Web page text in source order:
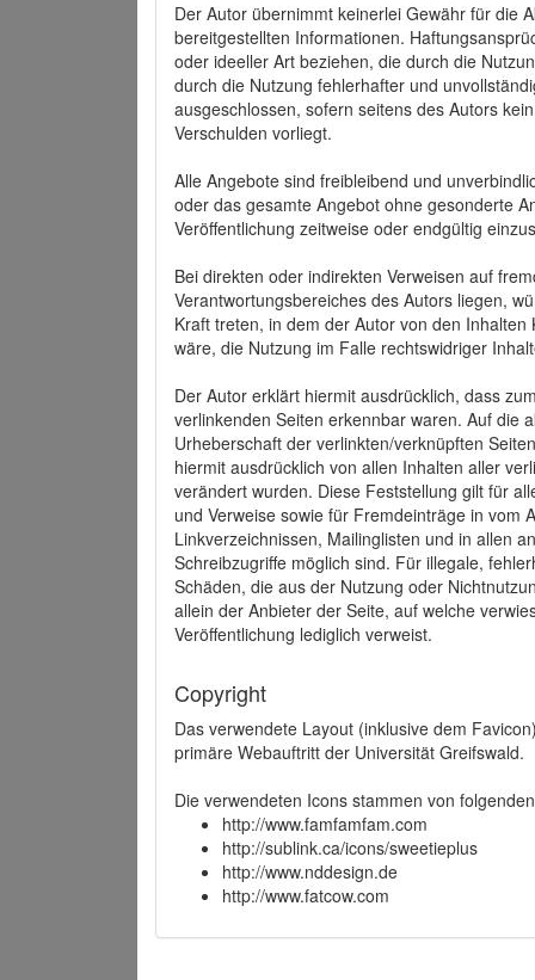
Der Autor übernimmt keinerlei Gewähr für die
bereitgestellten Informationen.
oder ideeller Art beziehen, die durch die
durch die Nutzung fehlerhafter und
ausgeschlossen, sofern seitens des Autors
Verschulden vorliegt.
Alle Angebote sind freibleibend und
oder das gesamte Angebot ohne gesonderte
Veröffentlichung zeitweise oder endgültig
Bei direkten oder indirekten Verweisen auf
Verantwortungsbereiches des Autors liegen,
Kraft treten, in dem der Autor von den
wäre, die Nutzung im Falle rechtswidriger
Der Autor erklärt hiermit ausdrücklich, dass
verlinkenden Seiten erkennbar waren. Auf die
Urheberschaft der verlinkten/verknüpften
hiermit ausdrücklich von allen Inhalten aller
verändert wurden. Diese Feststellung gilt für
und Verweise sowie für Fremdeinträge in vom
Linkverzeichnissen, Mailinglisten und in allen
Schreibzugriffe möglich sind. Für illegale,
Schäden, die aus der Nutzung oder
allein der Anbieter der Seite, auf welche
Veröffentlichung lediglich verweist.
Copyright
Das verwendete Layout (inklusive dem
primäre Webauftritt der Universität Greifswald.
Die verwendeten Icons stammen von
http://www.famfamfam.com
http://sublink.ca/icons/sweetieplus
http://www.nddesign.de
http://www.fatcow.com